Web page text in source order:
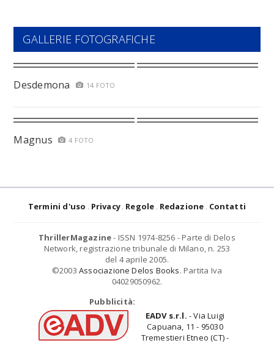
GALLERIE FOTOGRAFICHE
Desdemona 14 FOTO
Magnus 4 FOTO
Termini d'uso Privacy Regole Redazione Contatti
ThrillerMagazine- ISSN 1974-8256 - Parte di Delos
Network, registrazione tribunale di Milano, n. 253
del 4 aprile 2005.
©2003 Associazione Delos Books. Partita Iva
04029050962.
Pubblicità:
EADV s.r.l. - Via Luigi
Capuana, 11 - 95030
Tremestieri Etneo (CT) -